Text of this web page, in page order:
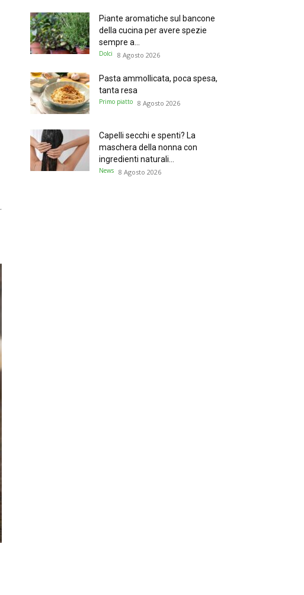
.
Piante aromatiche sul bancone
della cucina per avere spezie
sempre a...
Dolci 8 Agosto 2026
Pasta ammollicata, poca spesa,
tanta resa
Primo piatto 8 Agosto 2026
Capelli secchi e spenti? La
maschera della nonna con
ingredienti naturali...
News 8 Agosto 2026